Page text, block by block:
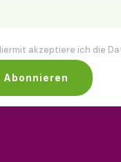
akzeptiere ich die